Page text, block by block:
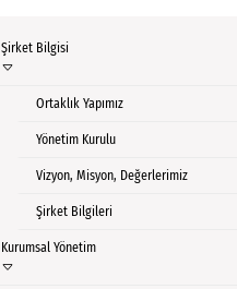
Şirket Bilgisi
Ortaklık Yapımız
Yönetim Kurulu
Vizyon, Misyon, Değerlerimiz
Şirket Bilgileri
Kurumsal Yönetim